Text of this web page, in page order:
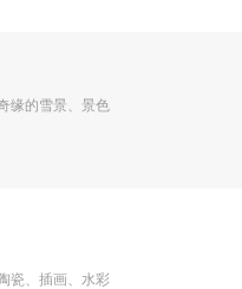
缘的雪景、景色
瓷、插画、水彩